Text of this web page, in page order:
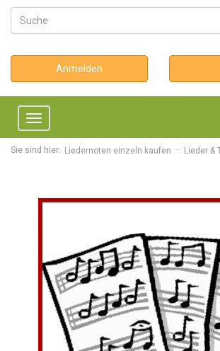
Anmelden
Toggle
navigation
Sie sind hier: Liedernoten einzeln kaufen Lieder &